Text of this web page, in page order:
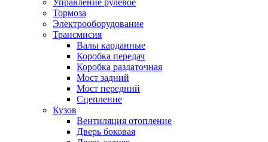
Управление рулевое
Тормоза
Электрооборудование
Трансмисия
Валы карданные
Коробка передач
Коробка раздаточная
Мост задний
Мост передний
Сцепление
Кузов
Вентиляция отопление
Дверь боковая